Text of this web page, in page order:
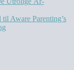
Aware Parenting’s